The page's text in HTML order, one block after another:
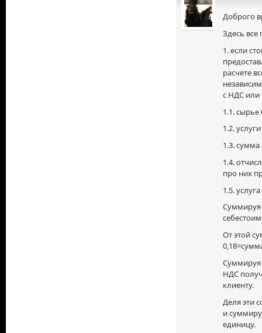
Доброго
Здесь все
1. если
расчете
с НДС или
1.1. сырье
1.2.
1.3.
1.4.
про них
1.5.
Суммируя
От этой
Суммируя
НДС
клиенту.
Деля эти
и
единицу.